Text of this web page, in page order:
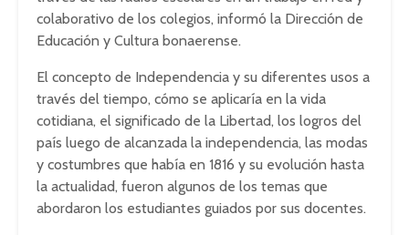
colaborativo de los colegios, informó la Dirección de
Educación y Cultura bonaerense.
El concepto de Independencia y su diferentes usos a
través del tiempo, cómo se aplicaría en la vida
cotidiana, el significado de la Libertad, los logros del
país luego de alcanzada la independencia, las modas
y costumbres que había en 1816 y su evolución hasta
la actualidad, fueron algunos de los temas que
abordaron los estudiantes guiados por sus docentes.